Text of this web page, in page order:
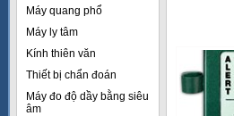
Máy quang phổ
Máy ly tâm
Kính thiên văn
Thiết bị chẩn đoán
Máy đo độ dầy bằng siêu
âm